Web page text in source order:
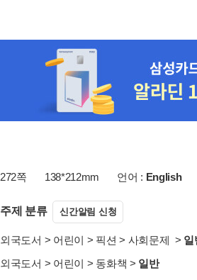
272쪽 138*212mm 언어 : English
주제 분류 신간알림 신청
외국도서 > 어린이 > 픽션 > 사회문제 > 일
외국도서 > 어린이 > 동화책 > 일반